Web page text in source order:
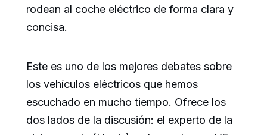
rodean al coche eléctrico de forma clara y
concisa.
Este es uno de los mejores debates sobre
los vehículos eléctricos que hemos
escuchado en mucho tiempo. Ofrece los
dos lados de la discusión: el experto de la